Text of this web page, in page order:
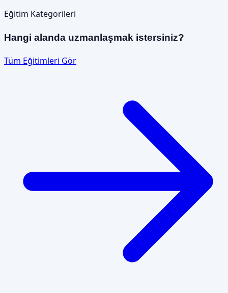
Eğitim Kategorileri
Hangi alanda uzmanlaşmak istersiniz?
Tüm Eğitimleri Gör